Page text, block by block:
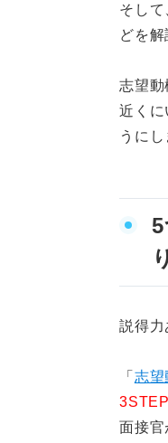
そし
どを解
志望動
近くに
うにし
説得力
「 志望
3STEP
面接官